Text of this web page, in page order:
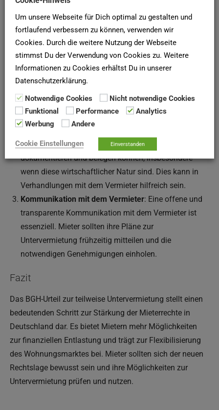
Schritte, die Mieter unternehmen sollten:
Rechtliche Beratung in Anspruch nehmen: Es ist
ratsam, vor der Untervermietung rechtlichen Rat
einzuholen, um die spezifischen Bedingungen des
klären. Dies hilft, potenzielle Konflikte mit dem
Vermieter zu vermeiden.
Berechtigtes Interesse dokumentieren
ihre Gründe für die Untervermietung klar
dokumentieren und belegen können, insbesondere
wenn diese wirtschaftlicher Natur sind. Dies kann in
Verhandlungen mit dem Vermieter hilfreich sein.
Kommunikation mit dem Vermieter: Eine offene und
transparente Kommunikation mit dem Vermieter ist
essenziell. Mieter sollten ihre Pläne zur
Untervermietung frühzeitig mitteilen und die
notwendigen Genehmigungen einholen.
Fazit
Das BGH-Urteil zur teilweise Untervermietung stellt einen
bedeutenden Schritt zur Stärkung der Mieterrechte in
Deutschland dar. Es bietet Mietern mehr Möglichkeiten
zur finanziellen Entlastung und trägt zur Flexibilisierung
des Wohnungsmarktes bei. Mieter sollten sich der neuen
Rechtslage bewusst sein und ihre Möglichkeiten zur
Untervermietung prüfen und nutzen.
Um unsere Webseite für Dich optimal zu gestalten und
fortlaufend verbessern zu können, verwenden wir
Cookies. Durch die weitere Nutzung der Webseite
stimmst Du der Verwendung von Cookies zu. Weitere
Informationen zu Cookies erhältst Du in unserer
Datenschutzerklärung.
Notwendige Cookies
Nicht notwendige Cookies
Funktional
Performance
Analytics
Werbung
Andere
Cookie Einstellungen Einverstanden